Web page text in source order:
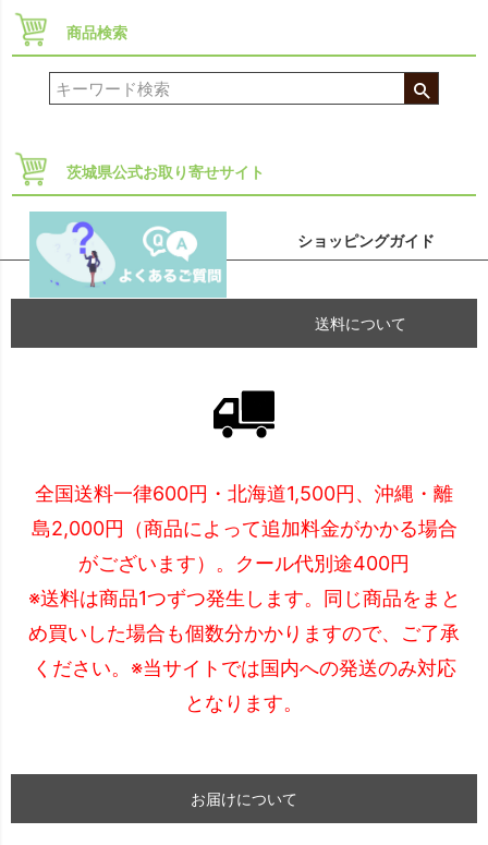
商品検索
茨城県公式お取り寄せサイト
ショッピングガイド
送料について
全国送料一律600円・北海道1,500円、沖縄・離
島2,000円（商品によって追加料金がかかる場合
がございます）。クール代別途400円
※送料は商品1つずつ発生します。同じ商品をまと
め買いした場合も個数分かかりますので、ご了承
ください。※当サイトでは国内への発送のみ対応
となります。
お届けについて